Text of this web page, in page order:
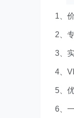
1、
2、
3、
4、
5、
6、